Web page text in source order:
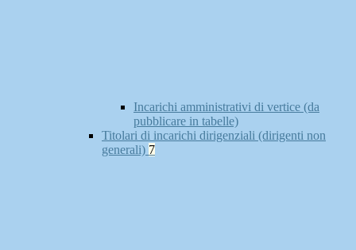
Incarichi amministrativi di vertice (da
pubblicare in tabelle)
Titolari di incarichi dirigenziali (dirigenti non
generali) 7